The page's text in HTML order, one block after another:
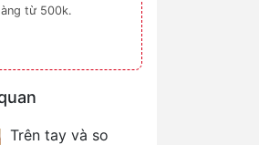
từ 500k.
Trên tay và so